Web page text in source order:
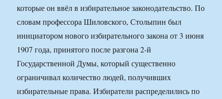
которые он ввёл в избирательное законодательство. По
словам профессора Шиловского, Столыпин был
инициатором нового избирательного закона от 3 июня
1907 года, принятого после разгона 2-й
Государственной Думы, который существенно
ограничивал количество людей, получивших
избирательные права. Избиратели распределились по